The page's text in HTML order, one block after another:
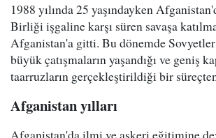
1988 yılında 25 yaşındayken
Birliği işgaline karşı süren savaşa
Afganistan'a gitti. Bu dönemde
büyük çatışmaların yaşandığı ve geniş
taarruzların gerçekleştirildiği bir
Afganistan yılları
Afganistan'da ilmi ve askeri eğitimine